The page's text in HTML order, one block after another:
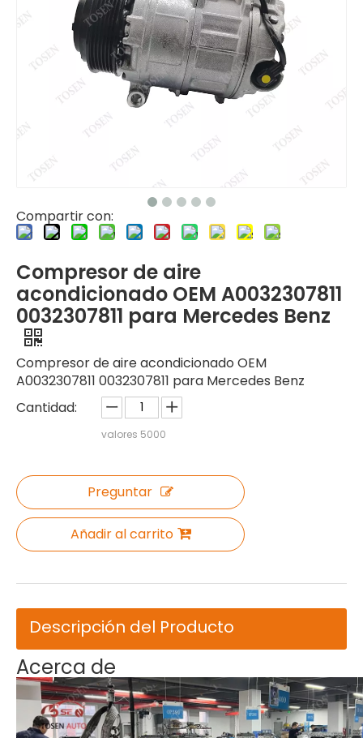
Compartir con:
Compresor de aire
acondicionado OEM A0032307811
0032307811 para Mercedes Benz
Compresor de aire acondicionado OEM
A0032307811 0032307811 para Mercedes Benz
Cantidad:
valores 5000
Preguntar
Añadir al carrito
Descripción del Producto
Acerca de